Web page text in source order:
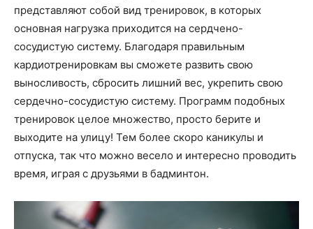
представляют собой вид тренировок, в которых
основная нагрузка приходится на сердчено-
сосудистую систему. Благодаря правильным
кардиотренировкам вы сможете развить свою
выносливость, сбросить лишний вес, укрепить свою
сердечно-сосудистую систему. Программ подобных
тренировок целое множество, просто берите и
выходите на улицу! Тем более скоро каникулы и
отпуска, так что можно весело и интересно проводить
время, играя с друзьями в бадминтон.